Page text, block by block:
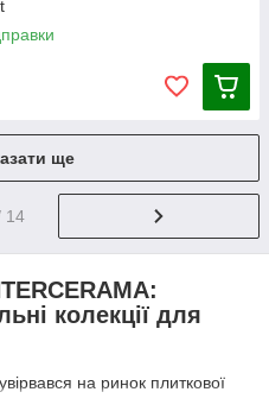
ще
14
колекції для
на ринок плиткової